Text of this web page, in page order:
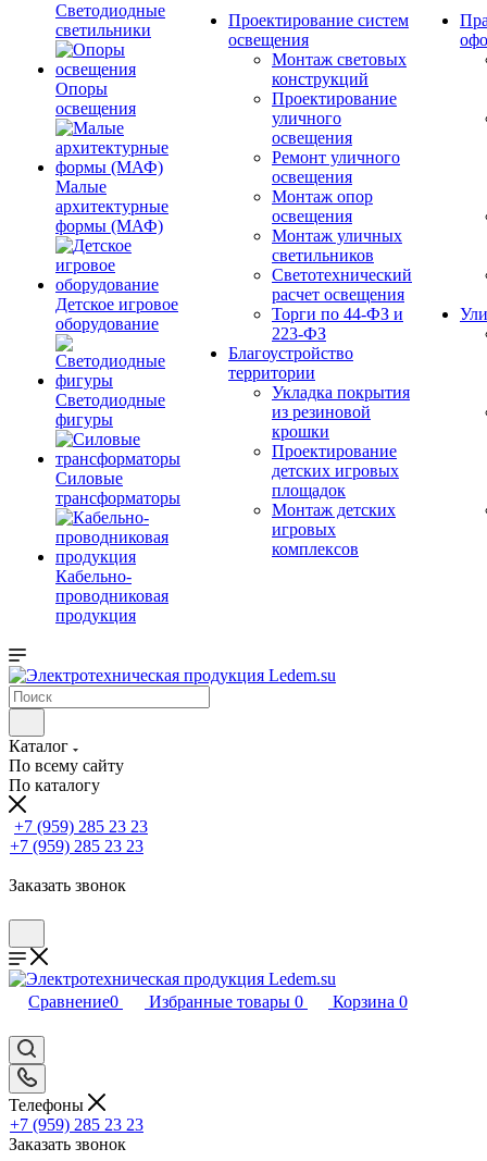
Светодиодные
светильники
Опоры
освещения
Малые
архитектурные
формы (МАФ)
Детское игровое
оборудование
Светодиодные
фигуры
Силовые
трансформаторы
Кабельно-
проводниковая
продукция
Проектирование систем
освещения
Монтаж световых
конструкций
Проектирование
уличного
освещения
Ремонт уличного
освещения
Монтаж опор
освещения
Монтаж уличных
светильников
Светотехнический
расчет освещения
Торги по 44-ФЗ и
223-ФЗ
Благоустройство
территории
Укладка покрытия
из резиновой
крошки
Проектирование
детских игровых
площадок
Монтаж детских
игровых
комплексов
Каталог
По всему сайту
По каталогу
+7 (959) 285 23 23
+7 (959) 285 23 23
Заказать звонок
Сравнение0 Избранные товары 0 Корзина 0
Телефоны
+7 (959) 285 23 23
Заказать звонок